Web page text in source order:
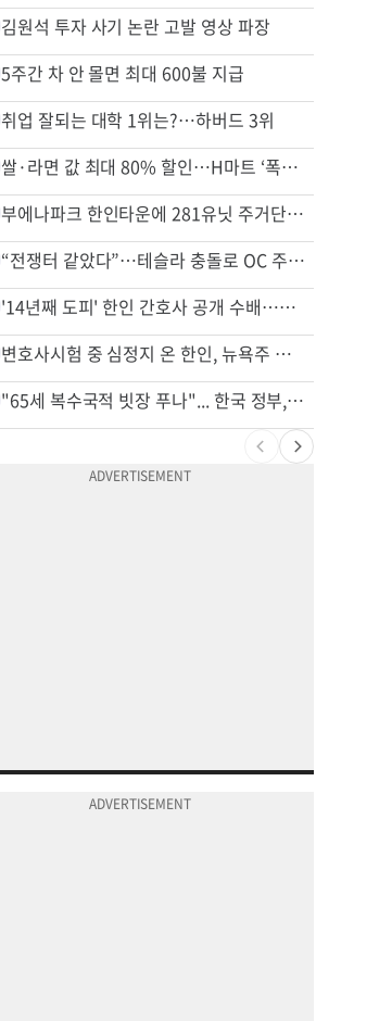
김원석 투자 사기 논란 고발 영상 파장
5주간 차 안 몰면 최대 600불 지급
취업 잘되는 대학 1위는?…하버드 3위
쌀·라면 값 최대 80% 할인…H마트 ‘폭탄 세일’
부에나파크 한인타운에 281유닛 주거단지 들어선다
“전쟁터 같았다”…테슬라 충돌로 OC 주택 4채 파손
'14년째 도피' 한인 간호사 공개 수배…메디케어 사기 유죄
변호사시험 중 심정지 온 한인, 뉴욕주 제소
"65세 복수국적 빗장 푸나"... 한국 정부, 연령 완화 전면 추진